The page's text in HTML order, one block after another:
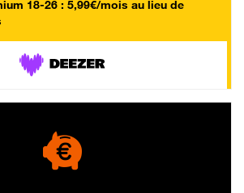
18-26 : 5,99€/mois au lieu de